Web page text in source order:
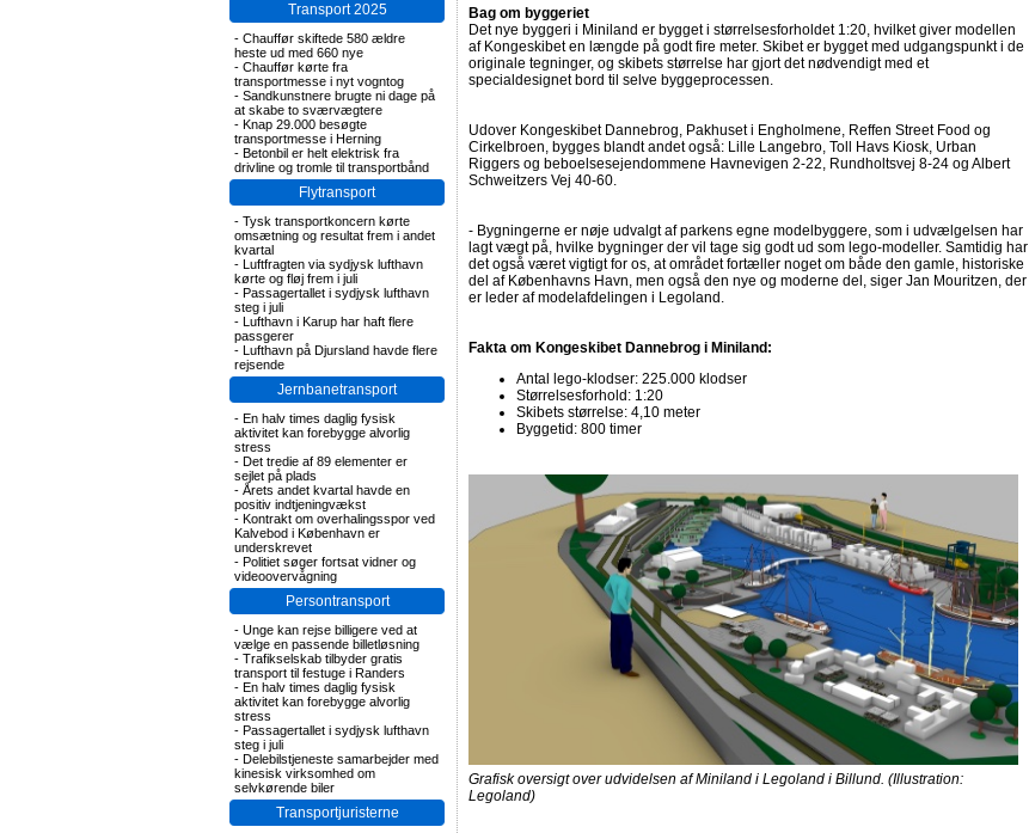
Transport 2025
- Chauffør skiftede 580 ældre
heste ud med 660 nye
- Chauffør kørte fra
transportmesse i nyt vogntog
- Sandkunstnere brugte ni dage på
at skabe to sværvægtere
- Knap 29.000 besøgte
transportmesse i Herning
- Betonbil er helt elektrisk fra
drivline og tromle til transportbånd
Flytransport
- Tysk transportkoncern kørte
omsætning og resultat frem i andet
kvartal
- Luftfragten via sydjysk lufthavn
kørte og fløj frem i juli
- Passagertallet i sydjysk lufthavn
steg i juli
- Lufthavn i Karup har haft flere
passgerer
- Lufthavn på Djursland havde flere
rejsende
Jernbanetransport
- En halv times daglig fysisk
aktivitet kan forebygge alvorlig
stress
- Det tredie af 89 elementer er
sejlet på plads
- Årets andet kvartal havde en
positiv indtjeningvækst
- Kontrakt om overhalingsspor ved
Kalvebod i København er
underskrevet
- Politiet søger fortsat vidner og
videoovervågning
Persontransport
- Unge kan rejse billigere ved at
vælge en passende billetløsning
- Trafikselskab tilbyder gratis
transport til festuge i Randers
- En halv times daglig fysisk
aktivitet kan forebygge alvorlig
stress
- Passagertallet i sydjysk lufthavn
steg i juli
- Delebilstjeneste samarbejder med
kinesisk virksomhed om
selvkørende biler
Transportjuristerne
Bag om byggeriet
Det nye byggeri i Miniland er bygget i størrelsesforholdet 1:20, hvilket giver modellen
af Kongeskibet en længde på godt fire meter. Skibet er bygget med udgangspunkt i de
originale tegninger, og skibets størrelse har gjort det nødvendigt med et
specialdesignet bord til selve byggeprocessen.
Udover Kongeskibet Dannebrog, Pakhuset i Engholmene, Reffen Street Food og
Cirkelbroen, bygges blandt andet også: Lille Langebro, Toll Havs Kiosk, Urban
Riggers og beboelsesejendommene Havnevigen 2-22, Rundholtsvej 8-24 og Albert
Schweitzers Vej 40-60.
- Bygningerne er nøje udvalgt af parkens egne modelbyggere, som i udvælgelsen har
lagt vægt på, hvilke bygninger der vil tage sig godt ud som lego-modeller. Samtidig har
det også været vigtigt for os, at området fortæller noget om både den gamle, historiske
del af Københavns Havn, men også den nye og moderne del, siger Jan Mouritzen, der
er leder af modelafdelingen i Legoland.
Fakta om Kongeskibet Dannebrog i Miniland:
Antal lego-klodser: 225.000 klodser
Størrelsesforhold: 1:20
Skibets størrelse: 4,10 meter
Byggetid: 800 timer
Grafisk oversigt over udvidelsen af Miniland i Legoland i Billund. (Illustration:
Legoland)